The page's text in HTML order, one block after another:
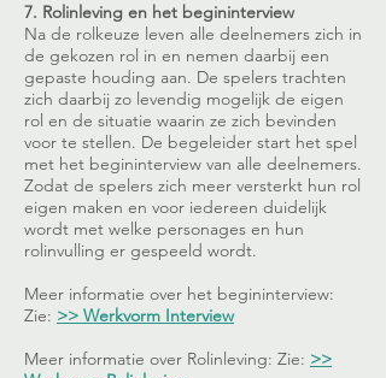
7. Rolinleving en het begininterview
Na de rolkeuze leven alle deelnemers zich in
de gekozen rol in en nemen daarbij een
gepaste houding aan. De spelers trachten
zich daarbij zo levendig mogelijk de eigen
rol en de situatie waarin ze zich bevinden
voor te stellen. De begeleider start het spel
met het begininterview van alle deelnemers.
Zodat de spelers zich meer versterkt hun rol
eigen maken en voor iedereen duidelijk
wordt met welke personages en hun
rolinvulling er gespeeld wordt.
Meer informatie over het begininterview:
Zie: >> Werkvorm Interview
Meer informatie over Rolinleving: Zie: >>